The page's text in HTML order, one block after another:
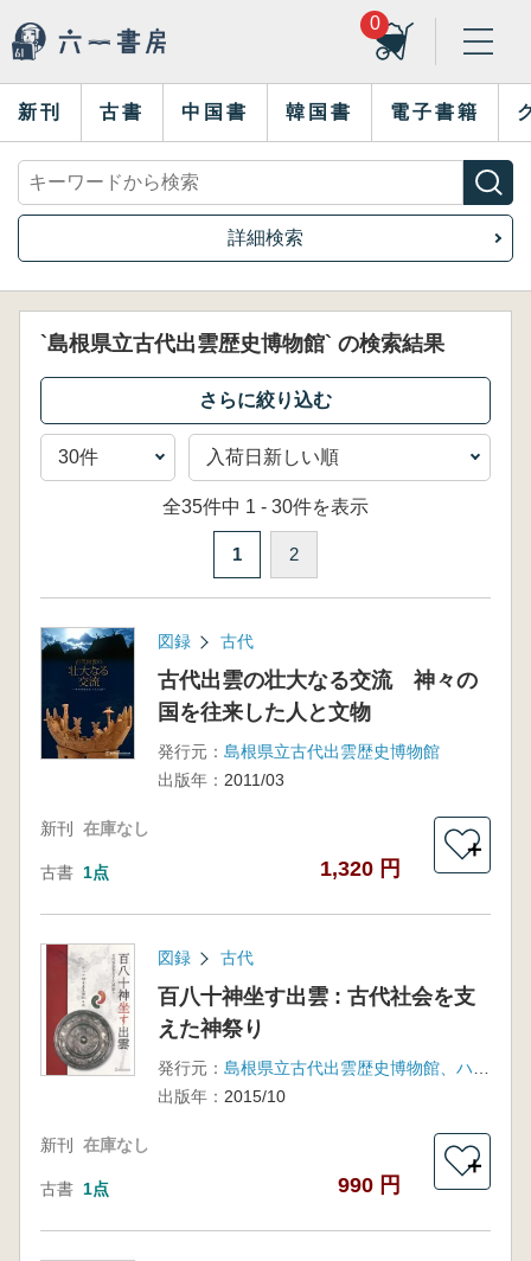
0
新刊 古書 中国書 韓国書 電子書籍
詳細検索
`島根県立古代出雲歴史博物館` の検索結果
全35件中 1 - 30件を表示
1 2
図録 古代
古代出雲の壮大なる交流 神々の
国を往来した人と文物
発行元： 島根県立古代出雲歴史博物館
出版年： 2011/03
新刊 在庫なし
古書 1点 1,320 円
＋
図録 古代
百八十神坐す出雲 : 古代社会を支
えた神祭り
発行元：
出版年： 2015/10
新刊 在庫なし
古書 1点 990 円
＋